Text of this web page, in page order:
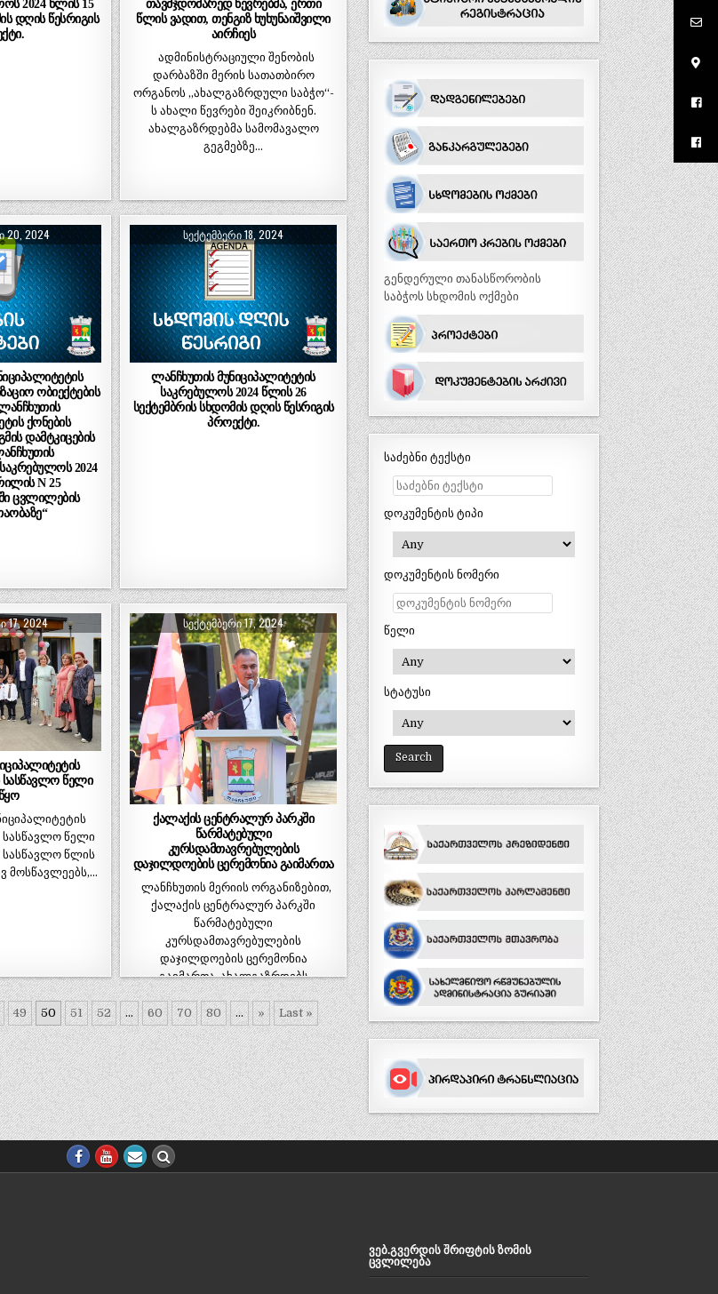
2024 წლის 15
დღის წესრიგის
თავმჯდომარედ წევრებმა, ერთი
წლის ვადით, თენგიზ ხუხუნაიშვილი
აირჩიეს
ადმინისტრაციული შენობის
დარბაზში მერის სათათბირო
ორგანოს ,,ახალგაზრდული საბჭო“-
ს ახალი წევრები შეიკრიბნენ.
ახალგაზრდებმა სამომავალო
გეგმებზე…
20, 2024
ობიექტების
ქონების
დამტკიცების
2024
N 25
ცვლილების
ᲡᲔᲥᲢᲔᲛᲑᲔᲠᲘ 18, 2024
ლანჩხუთის მუნიციპალიტეტის
საკრებულოს 2024 წლის 26
სექტემბრის სხდომის დღის წესრიგის
პროექტი.
17, 2024
წელი
წელი
წლის
მოსწავლეებს,…
ᲡᲔᲥᲢᲔᲛᲑᲔᲠᲘ 17, 2024
ქალაქის ცენტრალურ პარკში
წარმატებული
კურსდამთავრებულების
დაჯილდოების ცერემონია გაიმართა
ლანჩხუთის მერიის ორგანიზებით,
ქალაქის ცენტრალურ პარკში
წარმატებული
კურსდამთავრებულების
დაჯილდოების ცერემონია
გაიმართა. ახალგაზრდებს
სტუდენტობა მიულოცეს…
49 50 51 52 ... 60 70 80 ... » Last »
გენდერული თანასწორობის
საბჭოს სხდომის ოქმები
საძებნი ტექსტი
დოკუმენტის ტიპი
დოკუმენტის ნომერი
წელი
სტატუსი
ᲕᲔᲑ.ᲒᲕᲔᲠᲓᲘᲡ ᲨᲠᲘᲤᲢᲘᲡ ᲖᲝᲛᲘᲡ
ᲪᲕᲚᲘᲚᲔᲑᲐ